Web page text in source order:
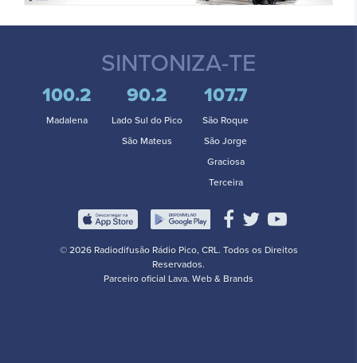
SINTONIZA-TE
100.2
Madalena
90.2
Lado Sul do Pico
São Mateus
107.7
São Roque
São Jorge
Graciosa
Terceira
© 2026 Radiodifusão Rádio Pico, CRL. Todos os Direitos
Reservados.
Parceiro oficial Lava. Web & Brands